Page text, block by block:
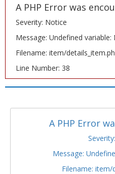
A PHP Error was
Severity: Notice
Message: Undefined variable:
Filename: item/
Line Number: 38
A PHP Error
Message:
Filename: item/